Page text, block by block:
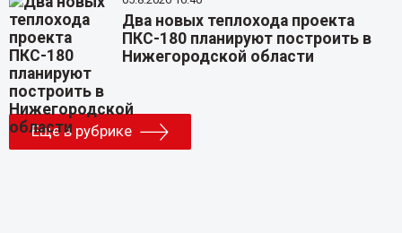
Два новых теплохода проекта
ПКС-180 планируют построить в
Нижегородской области
Еще в рубрике